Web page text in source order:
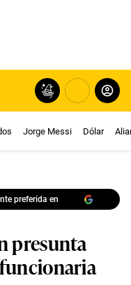
Jorge Messi Dólar
preferida en
presunta